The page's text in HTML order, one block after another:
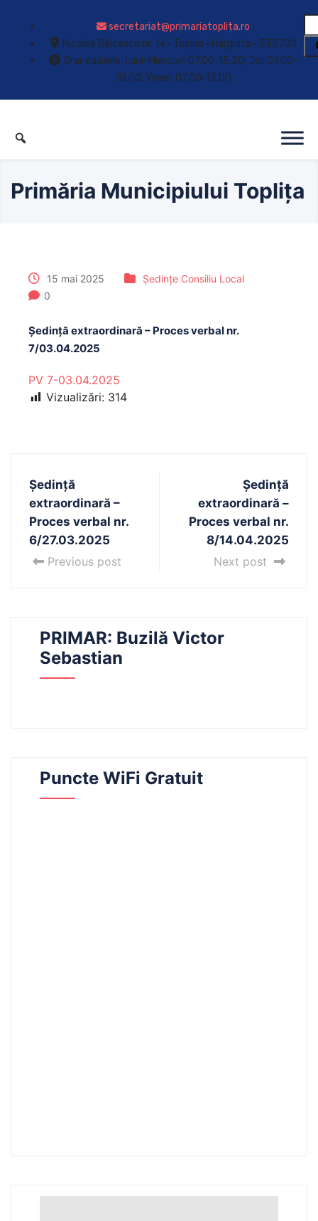
secretariat@primariatoplita.ro
Nicolae Bălcescu nr. 14 • Toplița • Harghita • 535700
Orar casierie: Luni-Miercuri: 07.00-15.30; Joi: 07.00-
18.00; Vineri: 07.00-13.00
Primăria Municipiului Toplița
15 mai 2025
Ședințe Consiliu Local
0
Ședință extraordinară – Proces verbal nr.
7/03.04.2025
PV 7-03.04.2025
Vizualizări: 314
Ședință
extraordinară –
Proces verbal nr.
6/27.03.2025
Previous post
Ședință
extraordinară –
Proces verbal nr.
8/14.04.2025
Next post
PRIMAR: Buzilă Victor
Sebastian
Puncte WiFi Gratuit